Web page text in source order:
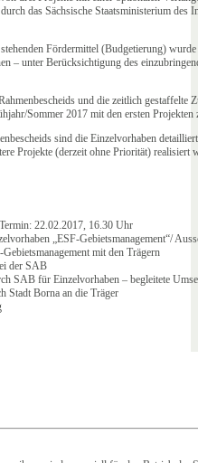
das Sächsische Staatsministerium
Fördermittel (Budgetierung)
– unter Berücksichtigung des
und die zeitlich gestaffelte
Sommer 2017 mit den ersten Projekten
sind die Einzelvorhaben
Projekte (derzeit ohne Priorität) realisiert
22.02.2017, 16.30 Uhr
„ESF-Gebietsmanagement“/
mit den Trägern
der SAB
SAB für Einzelvorhaben – begleitete
Stadt Borna an die Träger